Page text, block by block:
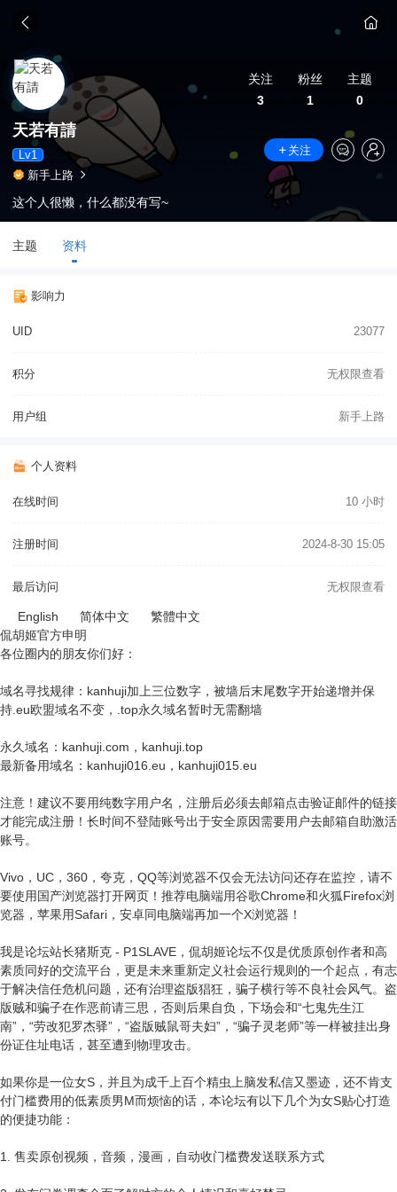
关注
3
粉丝
1
主题
0
天若有請
Lv1
关注
新手上路
这个人很懒，什么都没有写~
主题 资料
影响力
UID 23077
积分 无权限查看
用户组 新手上路
个人资料
在线时间 10 小时
注册时间 2024-8-30 15:05
最后访问 无权限查看
English 简体中文
繁體中文
侃胡姬官方申明
各位圈内的朋友你们好：
域名寻找规律：kanhuji加上三位数字，被墙后末尾数字开始递增并保
持.eu欧盟域名不变，.top永久域名暂时无需翻墙
永久域名：kanhuji.com，kanhuji.top
最新备用域名：kanhuji016.eu，kanhuji015.eu
注意！建议不要用纯数字用户名，注册后必须去邮箱点击验证邮件的链接
才能完成注册！长时间不登陆账号出于安全原因需要用户去邮箱自助激活
账号。
Vivo，UC，360，夸克，QQ等浏览器不仅会无法访问还存在监控，请不
要使用国产浏览器打开网页！推荐电脑端用谷歌Chrome和火狐Firefox浏
览器，苹果用Safari，安卓同电脑端再加一个X浏览器！
我是论坛站长猪斯克 - P1SLAVE，侃胡姬论坛不仅是优质原创作者和高
素质同好的交流平台，更是未来重新定义社会运行规则的一个起点，有志
于解决信任危机问题，还有治理盗版猖狂，骗子横行等不良社会风气。盗
版贼和骗子在作恶前请三思，否则后果自负，下场会和“七鬼先生江
南”，“劳改犯罗杰驿”，“盗版贼鼠哥夫妇”，“骗子灵老师”等一样被挂出身
份证住址电话，甚至遭到物理攻击。
如果你是一位女S，并且为成千上百个精虫上脑发私信又墨迹，还不肯支
付门槛费用的低素质男M而烦恼的话，本论坛有以下几个为女S贴心打造
的便捷功能：
1. 售卖原创视频，音频，漫画，自动收门槛费发送联系方式